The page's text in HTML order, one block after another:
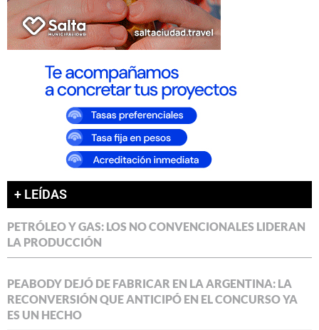
+ LEÍDAS
PETRÓLEO Y GAS: LOS NO CONVENCIONALES LIDERAN
LA PRODUCCIÓN
PEABODY DEJÓ DE FABRICAR EN LA ARGENTINA: LA
RECONVERSIÓN QUE ANTICIPÓ EN EL CONCURSO YA
ES UN HECHO